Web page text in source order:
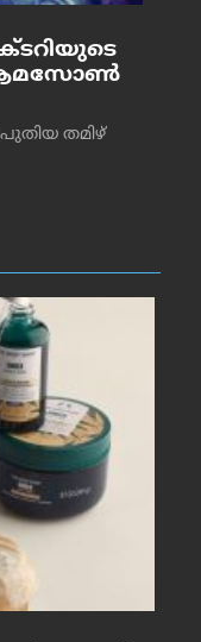
ആമസോൺ
പുതിയ തമിഴ്